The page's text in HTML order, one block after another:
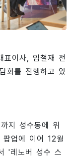
이사, 임철재 전
회를 진행하고 있
지 성수동에 위
업에 이어 12월
'레노버 성수 스